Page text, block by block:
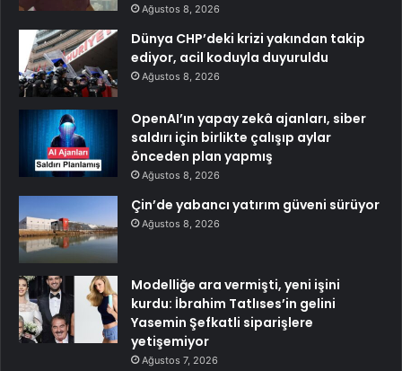
Ağustos 8, 2026
Dünya CHP’deki krizi yakından takip
ediyor, acil koduyla duyuruldu
Ağustos 8, 2026
OpenAI’ın yapay zekâ ajanları, siber
saldırı için birlikte çalışıp aylar
önceden plan yapmış
Ağustos 8, 2026
Çin’de yabancı yatırım güveni sürüyor
Ağustos 8, 2026
Modelliğe ara vermişti, yeni işini
kurdu: İbrahim Tatlıses’in gelini
Yasemin Şefkatli siparişlere
yetişemiyor
Ağustos 7, 2026